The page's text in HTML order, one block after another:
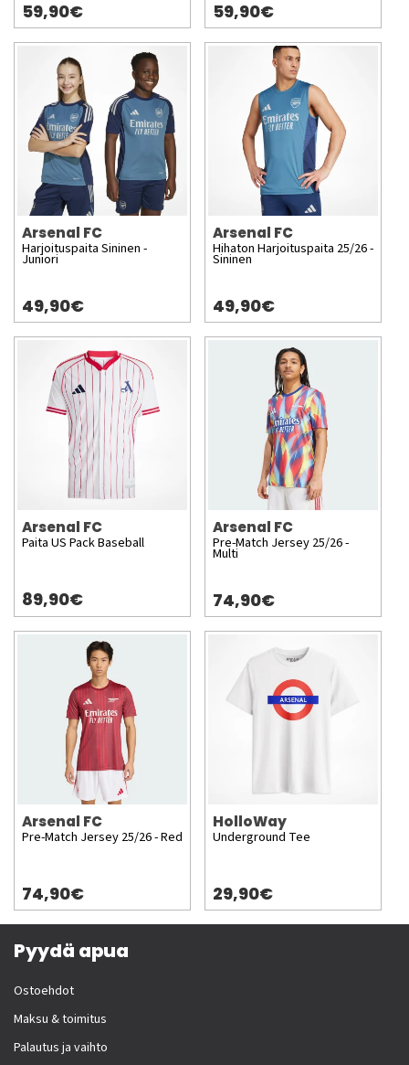
59,90€ 59,90€
Arsenal FC
Harjoituspaita Sininen -
Juniori
49,90€
Arsenal FC
Hihaton Harjoituspaita 25/26 -
Sininen
49,90€
Arsenal FC
Paita US Pack Baseball
89,90€
Arsenal FC
Pre-Match Jersey 25/26 -
Multi
74,90€
Arsenal FC
Pre-Match Jersey 25/26 - Red
74,90€
HolloWay
Underground Tee
29,90€
Pyydä apua
Ostoehdot
Maksu & toimitus
Palautus ja vaihto